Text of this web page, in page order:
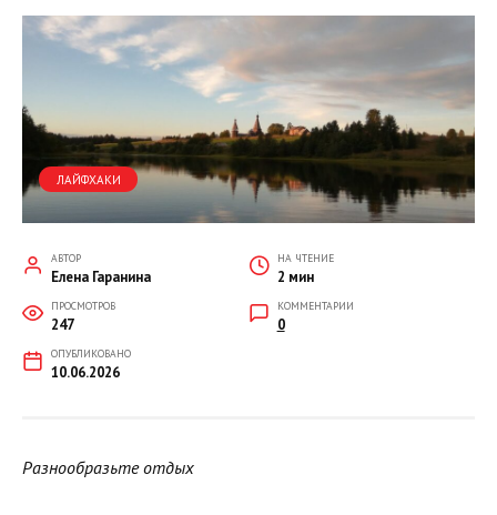
ЛАЙФХАКИ
АВТОР
Елена Гаранина
НА ЧТЕНИЕ
2 мин
ПРОСМОТРОВ
247
КОММЕНТАРИИ
0
ОПУБЛИКОВАНО
10.06.2026
Разнообразьте отдых